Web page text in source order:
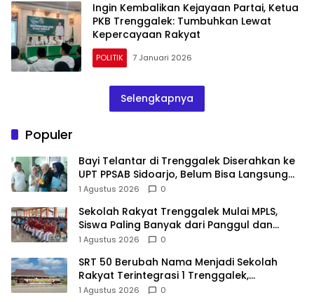
Ingin Kembalikan Kejayaan Partai, Ketua
PKB Trenggalek: Tumbuhkan Lewat
Kepercayaan Rakyat
POLITIK 7 Januari 2026
Selengkapnya
Populer
Bayi Telantar di Trenggalek Diserahkan ke
UPT PPSAB Sidoarjo, Belum Bisa Langsung
Diadopsi
1 Agustus 2026 0
Sekolah Rakyat Trenggalek Mulai MPLS,
Siswa Paling Banyak dari Panggul dan
Gandusari
1 Agustus 2026 0
SRT 50 Berubah Nama Menjadi Sekolah
Rakyat Terintegrasi 1 Trenggalek,
Nomenklatur Berubah
1 Agustus 2026 0